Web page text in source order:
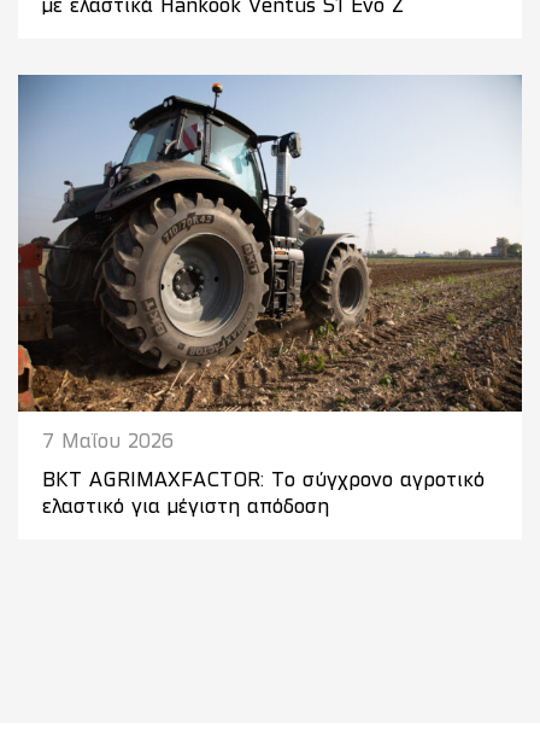
με ελαστικά Hankook Ventus S1 Evo Z
7 Μαΐου 2026
BKT AGRIMAXFACTOR: Το σύγχρονο αγροτικό
ελαστικό για μέγιστη απόδοση